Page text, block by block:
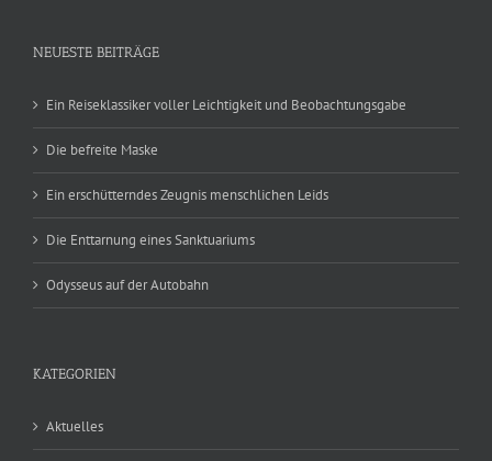
NEUESTE BEITRÄGE
Ein Reiseklassiker voller Leichtigkeit und Beobachtungsgabe
Die befreite Maske
Ein erschütterndes Zeugnis menschlichen Leids
Die Enttarnung eines Sanktuariums
Odysseus auf der Autobahn
KATEGORIEN
Aktuelles